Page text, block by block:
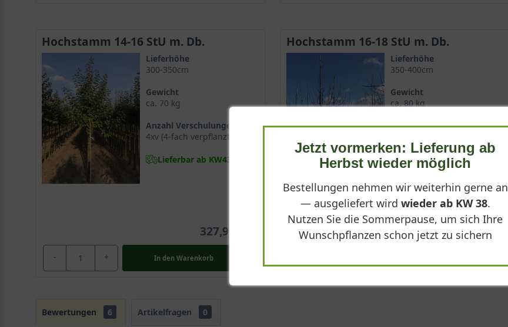
Hochstamm 14-16 StU m. Db.
Lieferhöhe
300-350cm
Gewicht
ca. 70 kg
Anzahl Verschulungen
4xv (4-fach verpflanzt)
Lieferbar ab KW43
327,90 €
- + In den Warenkorb
Hochstamm 16-18 StU m. Db.
Lieferhöhe
350-400cm
Gewicht
ca. 80 kg
Anzahl Verschulungen
Lieferbar ab KW43
417,90 €
Bewertungen 6 Artikelfragen 0
Jetzt vormerken: Lieferung ab
Herbst wieder möglich
Bestellungen nehmen wir weiterhin gerne an
— ausgeliefert wird wieder ab KW 38.
Nutzen Sie die Sommerpause, um sich Ihre
Wunschpflanzen schon jetzt zu sichern